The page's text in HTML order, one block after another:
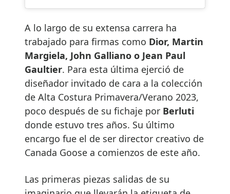
A lo largo de su extensa carrera ha
trabajado para firmas como Dior, Martin
Margiela, John Galliano o Jean Paul
Gaultier. Para esta última ejerció de
diseñador invitado de cara a la colección
de Alta Costura Primavera/Verano 2023,
poco después de su fichaje por Berluti
donde estuvo tres años. Su último
encargo fue el de ser director creativo de
Canada Goose a comienzos de este año.
Las primeras piezas salidas de su